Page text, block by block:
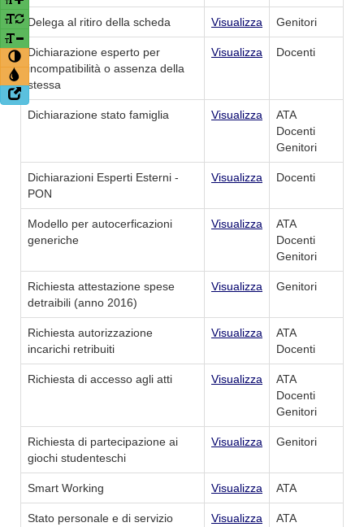
Delega al ritiro della scheda Visualizza Genitori
Dichiarazione esperto per
incompatibilità o assenza della
stessa
Visualizza Docenti
Dichiarazione stato famiglia Visualizza
ATA
Docenti
Genitori
Dichiarazioni Esperti Esterni -
PON
Visualizza Docenti
Modello per autocerficazioni
generiche
Visualizza
ATA
Docenti
Genitori
Richiesta attestazione spese
detraibili (anno 2016)
Visualizza Genitori
Richiesta autorizzazione
incarichi retribuiti
Visualizza
ATA
Docenti
Richiesta di accesso agli atti Visualizza
ATA
Docenti
Genitori
Richiesta di partecipazione ai
giochi studenteschi
Visualizza Genitori
Smart Working Visualizza ATA
Stato personale e di servizio Visualizza ATA